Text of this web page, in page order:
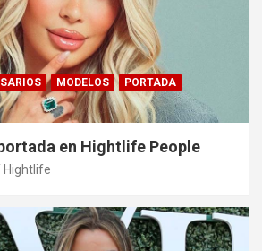
MODELOS
PORTADA
en Hightlife People
Hightlife